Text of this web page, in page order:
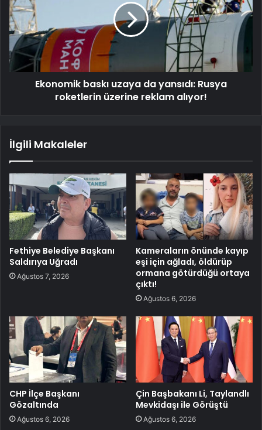
Ekonomik baskı uzaya da yansıdı: Rusya
roketlerin üzerine reklam alıyor!
İlgili Makaleler
Fethiye Belediye Başkanı
Saldırıya Uğradı
Ağustos 7, 2026
Kameraların önünde kayıp
eşi için ağladı, öldürüp
ormana götürdüğü ortaya
çıktı!
Ağustos 6, 2026
CHP İlçe Başkanı
Gözaltında
Ağustos 6, 2026
Çin Başbakanı Li, Taylandlı
Mevkidaşı ile Görüştü
Ağustos 6, 2026